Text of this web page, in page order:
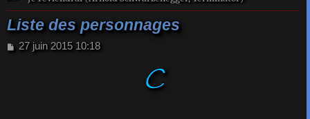
Liste des personnages
M
27 juin 2015 10:18
C